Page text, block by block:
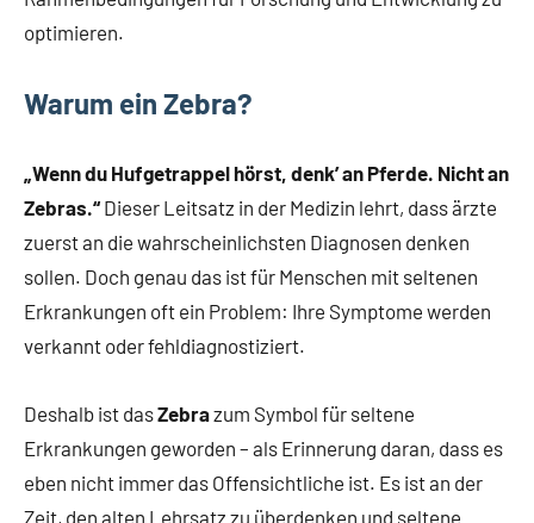
optimieren.
Warum ein Zebra?
„Wenn du Hufgetrappel hörst, denk’ an Pferde. Nicht an
Zebras.“ Dieser Leitsatz in der Medizin lehrt, dass ärzte
zuerst an die wahrscheinlichsten Diagnosen denken
sollen. Doch genau das ist für Menschen mit seltenen
Erkrankungen oft ein Problem: Ihre Symptome werden
verkannt oder fehldiagnostiziert.
Deshalb ist dasZebrazum Symbol für seltene
Erkrankungen geworden – als Erinnerung daran, dass es
eben nicht immer das Offensichtliche ist. Es ist an der
Zeit, den alten Lehrsatz zu überdenken und seltene